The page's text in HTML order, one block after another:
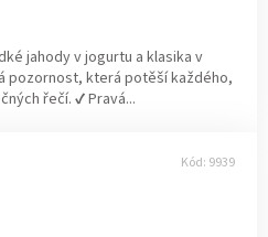
jahody v jogurtu a klasika v
pozornost, která potěší každého,
řečí. ✔ Pravá...
Kód: 9939